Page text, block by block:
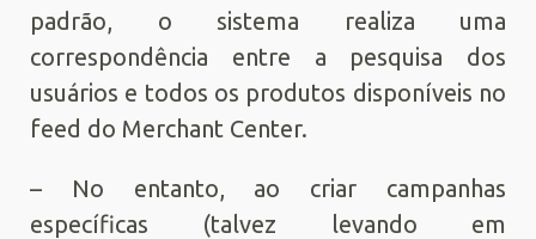
padrão, o sistema realiza uma
correspondência entre a pesquisa dos
usuários e todos os produtos disponíveis no
feed do Merchant Center.
– No entanto, ao criar campanhas
específicas (talvez levando em